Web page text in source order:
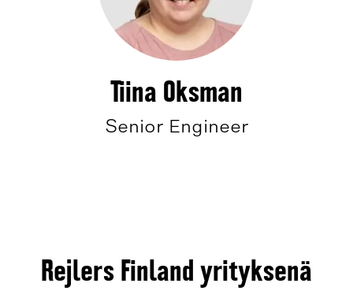
Tiina Oksman
Senior Engineer
Rejlers Finland yrityksenä